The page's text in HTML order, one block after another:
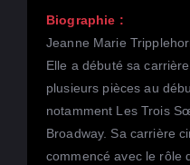
Biographie :
Jeanne Marie
Elle a débuté sa
plusieurs pièces au
notamment Les Trois
Broadway. Sa carrière
commencé avec le rôle